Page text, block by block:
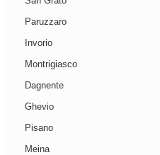
Paruzzaro
Invorio
Montrigiasco
Dagnente
Ghevio
Pisano
Meina